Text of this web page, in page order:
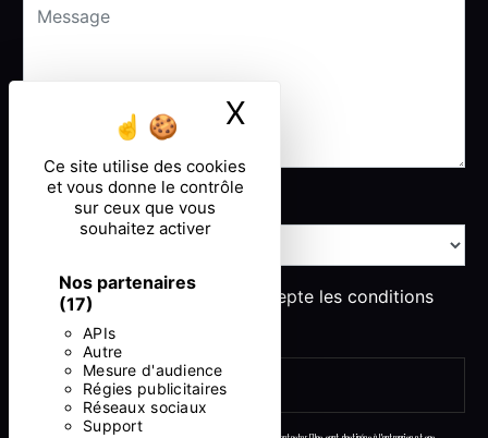
Ce site utilise des cookies
et vous donne le contrôle
sur ceux que vous
souhaitez activer
Nos partenaires
(17)
APIs
Autre
Mesure d'audience
Régies publicitaires
Réseaux sociaux
Support
X
Combien font dix plus quatre
En cochant cette case, j'accepte les conditions
particulières ci-dessous **
ENVOYER